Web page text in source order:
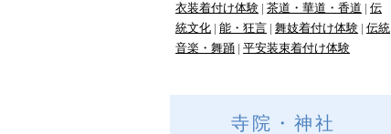
衣装着付け体験 茶道・華道・香道
伝
統文化 能・狂言 舞妓着付け体験 伝統
音楽・舞踊 平安装束着付け体験
寺院・神社